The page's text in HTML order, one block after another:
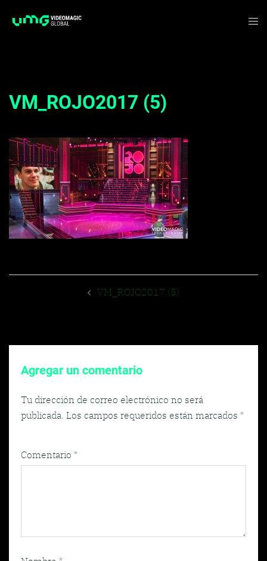
VM_ROJO2017 (5)
VM_ROJO2017 (5)
Agregar un comentario
Tu dirección de correo electrónico no será
publicada. Los campos requeridos están marcados *
Comentario *